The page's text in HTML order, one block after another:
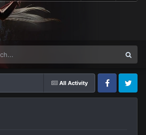
All Activity
FacebookTwitter